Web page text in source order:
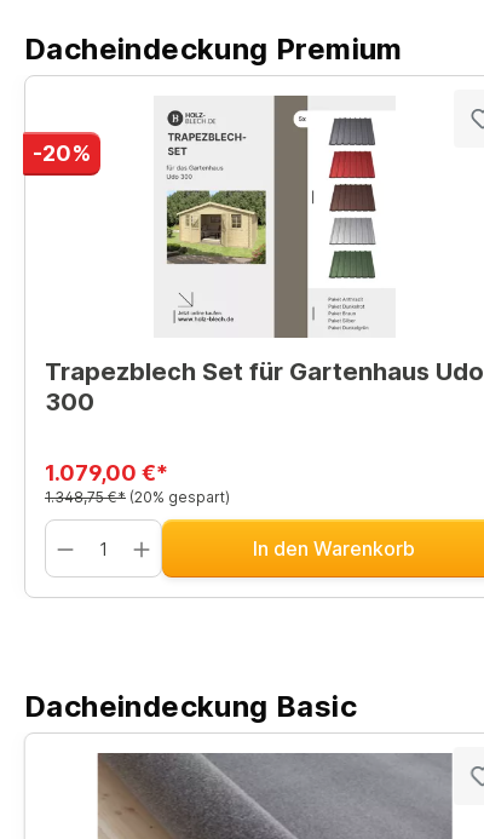
Dacheindeckung Premium
-20%
Trapezblech Set für Gartenhaus Udo
300
1.079,00 €*
1.348,75 €* (20% gespart)
In den Warenkorb
Dacheindeckung Basic